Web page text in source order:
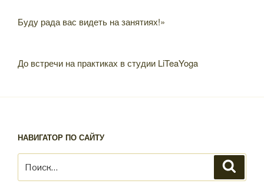
Буду рада вас видеть на занятиях!»
До встречи на практиках в студии LiTeaYoga
НАВИГАТОР ПО САЙТУ